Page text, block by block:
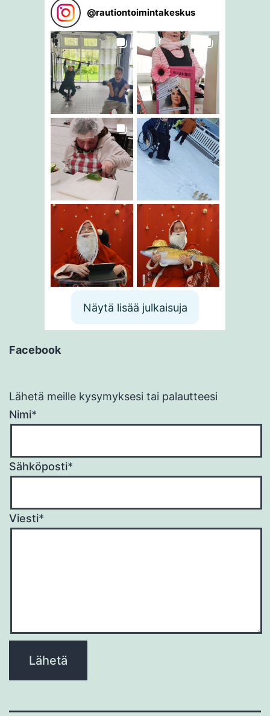
@rautiontoimintakeskus
Näytä lisää julkaisuja
Facebook
Lähetä meille kysymyksesi tai palautteesi
Nimi*
Sähköposti*
Viesti*
leave